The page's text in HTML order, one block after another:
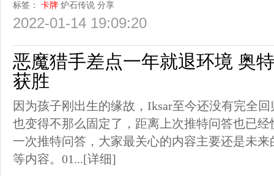
标签： 卡牌 炉石传说 分享
2022-01-14 19:09:20
恶魔猎手差点一年就退环境 奥
获胜
因为孩子刚出生的缘故，Iksar至今还没有完全
也变得不那么固定了，距离上次推特问答也已经
一次推特问答，大家最关心的内容主要还是未
等内容。01...[详细]